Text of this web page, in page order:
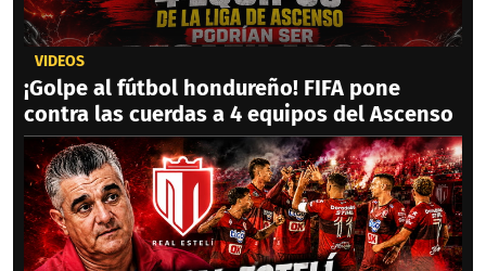
VIDEOS
¡Golpe al fútbol hondureño! FIFA pone
contra las cuerdas a 4 equipos del Ascenso